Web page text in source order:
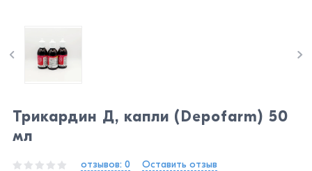
Трикардин Д, капли (Depofarm) 50
мл
отзывов: 0 Оставить отзыв